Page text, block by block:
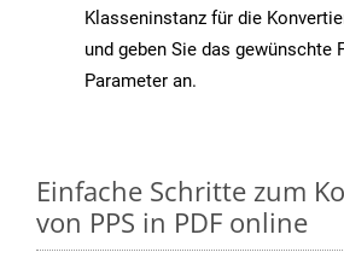
Klasseninstanz für die
und geben Sie das gewünschte
Parameter an.
Einfache Schritte zum
von PPS in PDF online